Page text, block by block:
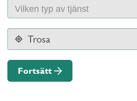
Fortsätt